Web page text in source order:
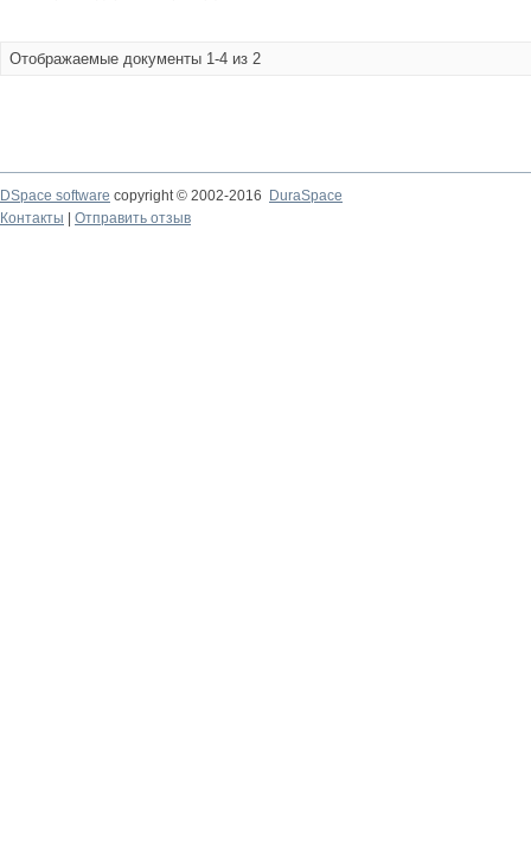
Отображаемые документы 1-4 из 2
DSpace software copyright © 2002-2016
DuraSpace
Контакты
Отправить отзыв